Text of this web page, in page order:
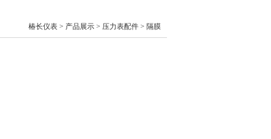
椿长仪表 > 产品展示 > 压力表配件 > 隔膜